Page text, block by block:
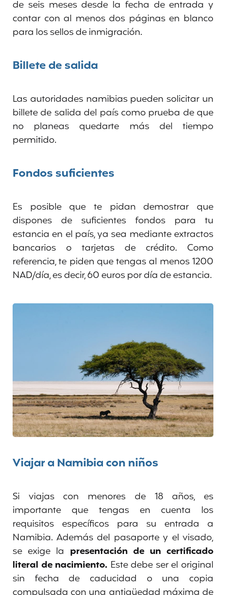
de seis meses desde la fecha de entrada y
contar con al menos dos páginas en blanco
para los sellos de inmigración.
Billete de salida
Las autoridades namibias pueden solicitar un
billete de salida del país como prueba de que
no planeas quedarte más del tiempo
permitido.
Fondos suficientes
Es posible que te pidan demostrar que
dispones de suficientes fondos para tu
estancia en el país, ya sea mediante extractos
bancarios o tarjetas de crédito. Como
referencia, te piden que tengas al menos 1200
NAD/día, es decir, 60 euros por día de estancia.
Viajar a Namibia con niños
Si viajas con menores de 18 años, es
importante que tengas en cuenta los
requisitos específicos para su entrada a
Namibia. Además del pasaporte y el visado,
se exige la presentación de un certificado
literal de nacimiento. Este debe ser el original
sin fecha de caducidad o una copia